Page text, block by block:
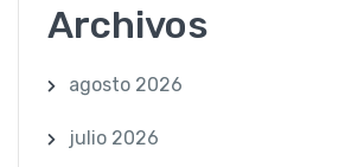
Archivos
agosto 2026
julio 2026